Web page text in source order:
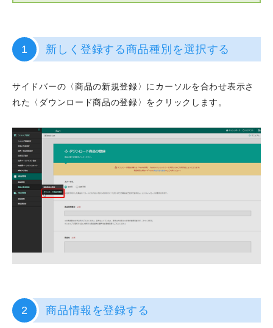
1 新しく登録する商品種別を選択する
サイドバーの〈商品の新規登録〉にカーソルを合わせ表示さ
れた〈ダウンロード商品の登録〉をクリックします。
2 商品情報を登録する